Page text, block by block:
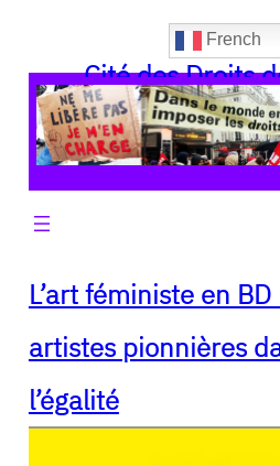
contenu
French
Cité des Droits
L’art féministe en
artistes pionnières
l’égalité